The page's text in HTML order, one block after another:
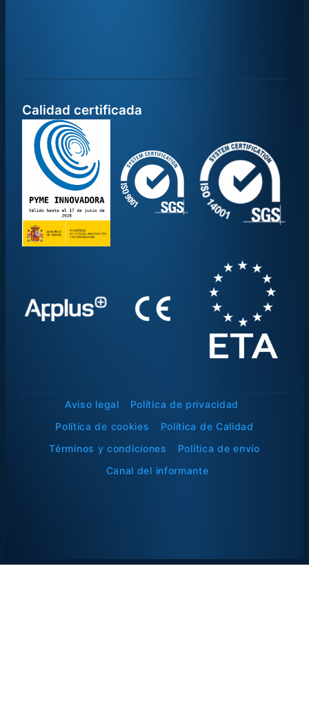
Calidad certificada
Aviso legal
Política de privacidad
Política de cookies
Política de Calidad
Términos y condiciones
Política de envío
Canal del informante